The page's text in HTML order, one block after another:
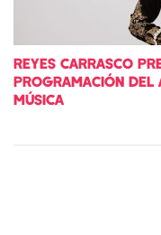
REYES CARRASCO
PROGRAMACIÓN DEL
MÚSICA